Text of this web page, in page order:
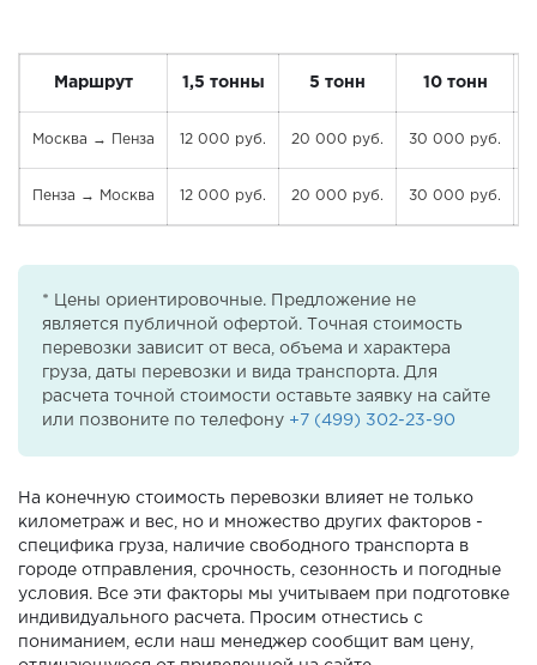
Маршрут 1,5 тонны 5 тонн 10 тонн
Москва → Пенза 12 000 руб. 20 000 руб. 30 000 руб.
Пенза → Москва 12 000 руб. 20 000 руб. 30 000 руб.
* Цены ориентировочные. Предложение не
является публичной офертой. Точная стоимость
перевозки зависит от веса, объема и характера
груза, даты перевозки и вида транспорта. Для
расчета точной стоимости оставьте заявку на сайте
или позвоните по телефону +7 (499) 302-23-90
На конечную стоимость перевозки влияет не только
километраж и вес, но и множество других факторов -
специфика груза, наличие свободного транспорта в
городе отправления, срочность, сезонность и погодные
условия. Все эти факторы мы учитываем при подготовке
индивидуального расчета. Просим отнестись с
пониманием, если наш менеджер сообщит вам цену,